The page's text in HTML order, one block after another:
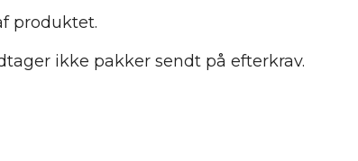
produktet.
ikke pakker sendt på efterkrav.